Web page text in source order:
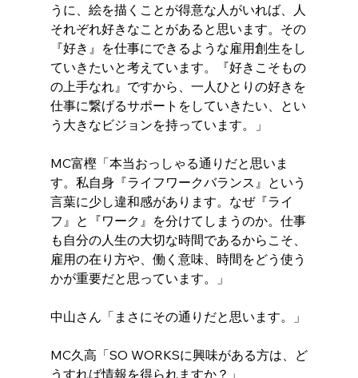
うに、絵を描くことが得意な人がいれば、人
それぞれ好きなことがあると思います。その
『好き』を仕事にできるような雇用創生をし
ていきたいと考えています。『好きこそもの
の上手なれ』ですから、一人ひとりの好きを
仕事に繋げるサポートをしていきたい、とい
う大きなビジョンを持っています。」
MC富樫「本当おっしゃる通りだと思いま
す。私自身『ライフワークバランス』という
言葉に少し違和感があります。なぜ『ライ
フ』と『ワーク』を分けてしまうのか。仕事
も自分の人生の大切な時間であるからこそ、
雇用の在り方や、働く意味、時間をどう使う
かが重要だと思っています。」
中山さん「まさにその通りだと思います。」
MC久高「SO WORKSに興味がある方は、ど
うすれば情報を得られますか？」